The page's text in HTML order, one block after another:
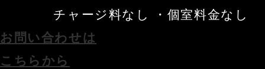
チャージ料なし ・個室料金なし
お問い合わせは
こちらから